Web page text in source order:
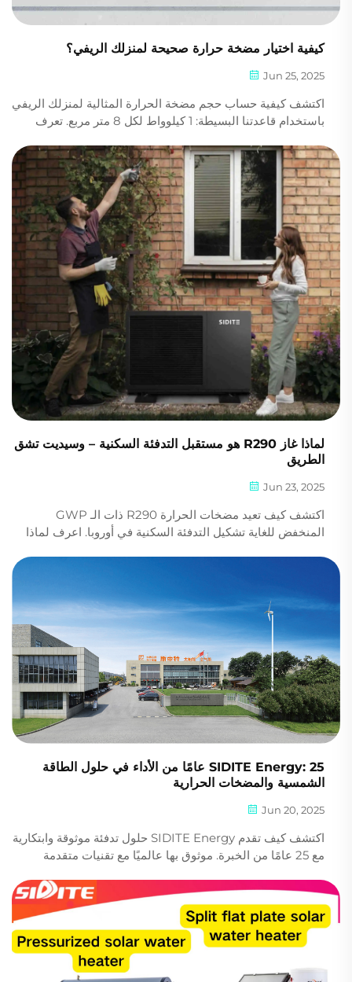
كيفية اختيار مضخة حرارة صحيحة لمنزلك الريفي؟
Jun 25, 2025
اكتشف كيفية حساب حجم مضخة الحرارة المثالية لمنزلك الريفي
باستخدام قاعدتنا البسيطة: 1 كيلوواط لكل 8 متر مربع. تعرف
الاستدامة. احصل على توصية شخصية مجانية اليوم.
لماذا غاز R290 هو مستقبل التدفئة السكنية – وسيديت تشق
الطريق
Jun 23, 2025
اكتشف كيف تعيد مضخات الحرارة R290 ذات الـ GWP
المنخفض للغاية تشكيل التدفئة السكنية في أوروبا. اعرف لماذا
SIDITE Energy: 25 عامًا من الأداء في حلول الطاقة
الشمسية والمضخات الحرارية
Jun 20, 2025
اكتشف كيف تقدم SIDITE Energy حلول تدفئة موثوقة وابتكارية
مع 25 عامًا من الخبرة. موثوق بها عالميًا مع تقنيات متقدمة